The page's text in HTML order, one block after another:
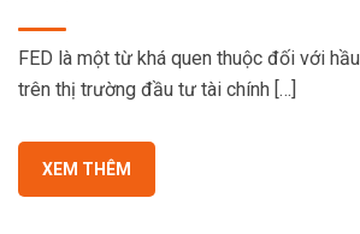
FED là một từ khá quen thuộc đối với
trên thị trường đầu tư tài chính […]
XEM THÊM